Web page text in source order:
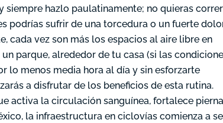
siempre hazlo paulatinamente; no quieras
podrías sufrir de una torcedura o un fuerte
cada vez son más los espacios al aire libre en
parque, alrededor de tu casa (si las
lo menos media hora al día y sin esforzarte
a disfrutar de los beneficios de esta rutina.
activa la circulación sanguínea, fortalece
la infraestructura en ciclovías comienza a